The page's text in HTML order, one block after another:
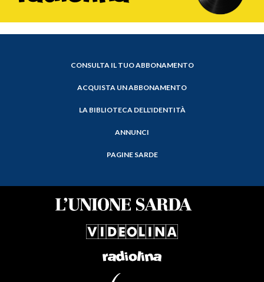
CONSULTA IL TUO ABBONAMENTO
ACQUISTA UN ABBONAMENTO
LA BIBLIOTECA DELL'IDENTITÀ
ANNUNCI
PAGINE SARDE